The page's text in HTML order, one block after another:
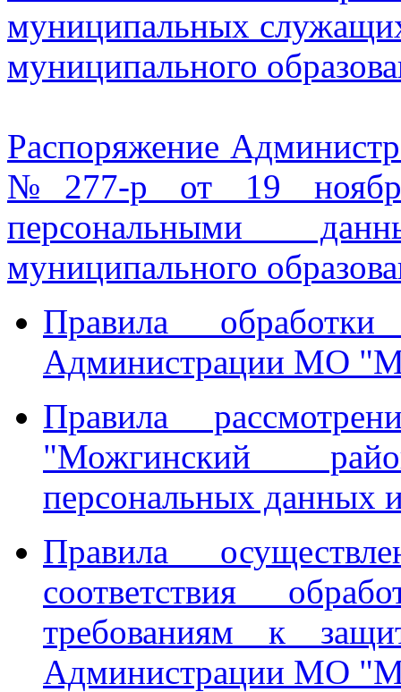
муниципальных
муниципального
Распоряжение
№277-р от 19
персональными
муниципального
Правила
Администрации МО
Правила
"Можгинский
персональных данных
Правила
соответствия
требованиям к
Администрации МО